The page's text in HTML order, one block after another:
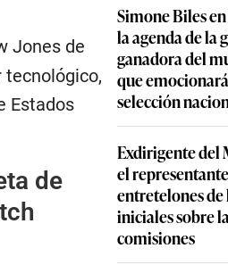
Jones de
tecnológico,
Estados
de
Simone Biles
la agenda de la
ganadora del
que
selección
Exdirigente del
el
entretelones de
iniciales sobre
comisiones